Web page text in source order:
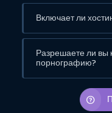
Включает ли
Разрешаете ли вы
порнографию?